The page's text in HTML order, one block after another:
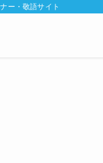
ー・敬語サイト